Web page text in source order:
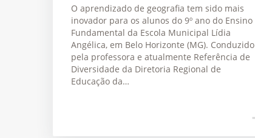
O aprendizado de geografia tem sido mais
inovador para os alunos do 9º ano do Ensino
Fundamental da Escola Municipal Lídia
Angélica, em Belo Horizonte (MG). Conduzido
pela professora e atualmente Referência de
Diversidade da Diretoria Regional de
Educação da…